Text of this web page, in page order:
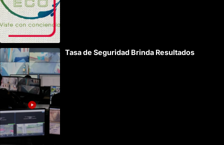
Tasa de Seguridad Brinda Resultados